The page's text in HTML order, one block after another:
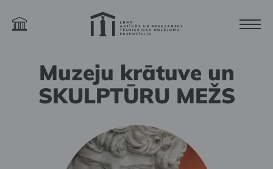
Muzeju krātuve un
SKULPTŪRU MEŽS